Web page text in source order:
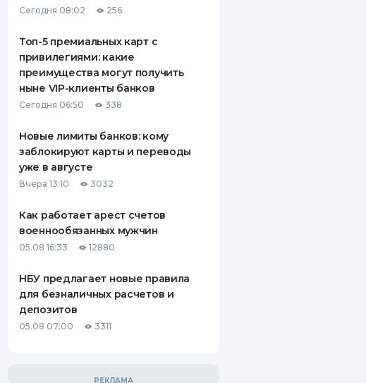
ВСЕ СТРАХОВЫЕ ПОЛИСЫ
СТРАХОВЫЕ КОМПАНИИ
КОМПАНИЯХ
КОНТАКТЫ
Сегодня 08:02 256
Топ-5 премиальных карт с
привилегиями: какие
преимущества могут получить
ныне VIP-клиенты банков
Сегодня 06:50 338
Новые лимиты банков: кому
заблокируют карты и переводы
уже в августе
Вчера 13:10 3032
Как работает арест счетов
военнообязанных мужчин
05.08 16:33 12880
НБУ предлагает новые правила
для безналичных расчетов и
депозитов
05.08 07:00 3311